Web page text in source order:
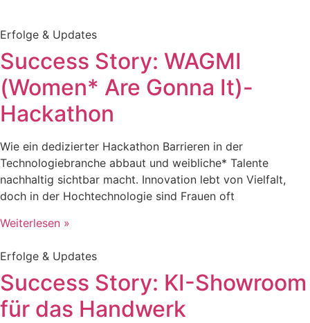
Erfolge & Updates
Success Story: WAGMI
(Women* Are Gonna It)-
Hackathon
Wie ein dedizierter Hackathon Barrieren in der
Technologiebranche abbaut und weibliche* Talente
nachhaltig sichtbar macht. Innovation lebt von Vielfalt,
doch in der Hochtechnologie sind Frauen oft
Weiterlesen »
Erfolge & Updates
Success Story: KI-Showroom
für das Handwerk